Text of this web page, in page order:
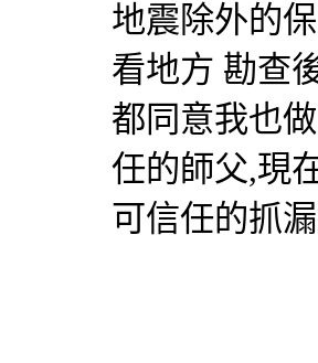
地震除外的
看地方 勘查
都同意我也
任的師父,現
可信任的抓